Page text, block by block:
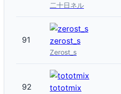
二十日ネル
91 zerost_s
Zerost_s
92 tototmix